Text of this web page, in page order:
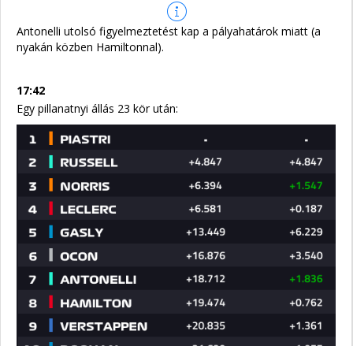
Antonelli utolsó figyelmeztetést kap a pályahatárok miatt (a
nyakán közben Hamiltonnal).
17:42
Egy pillanatnyi állás 23 kör után: